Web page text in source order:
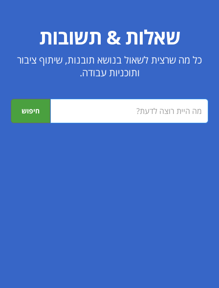
שאלות & תשובות
כל מה שרצית לשאול בנושא תובנות, שיתוף ציבור
ותוכניות עבודה.